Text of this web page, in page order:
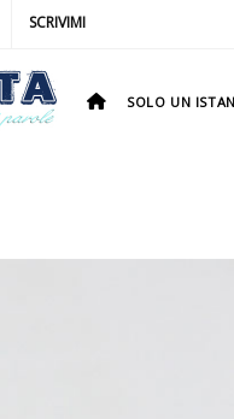
SCRIVIMI
SOLO UN